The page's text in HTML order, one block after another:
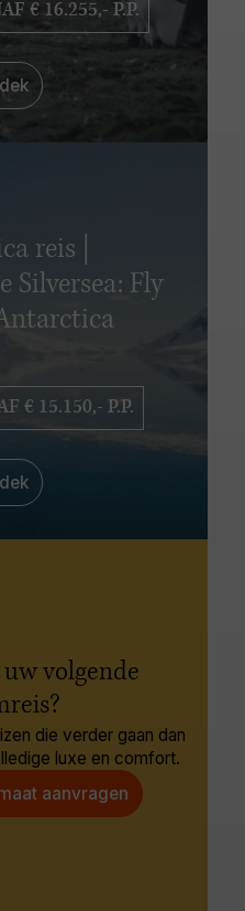
€ 16.255,- P.P.
reis |
Silversea: Fly
€ 15.150,- P.P.
volgende
die verder gaan dan
luxe en comfort.
aanvragen